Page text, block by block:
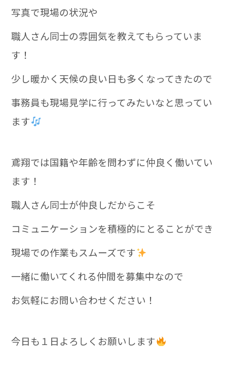
写真で現場の状況や
職人さん同士の雰囲気を教えてもらっていま
す！
少し暖かく天候の良い日も多くなってきたので
事務員も現場見学に行ってみたいなと思ってい
ます
鳶翔では国籍や年齢を問わずに仲良く働いてい
ます！
職人さん同士が仲良しだからこそ
コミュニケーションを積極的にとることができ
現場での作業もスムーズです
一緒に働いてくれる仲間を募集中なので
お気軽にお問い合わせください！
今日も１日よろしくお願いします